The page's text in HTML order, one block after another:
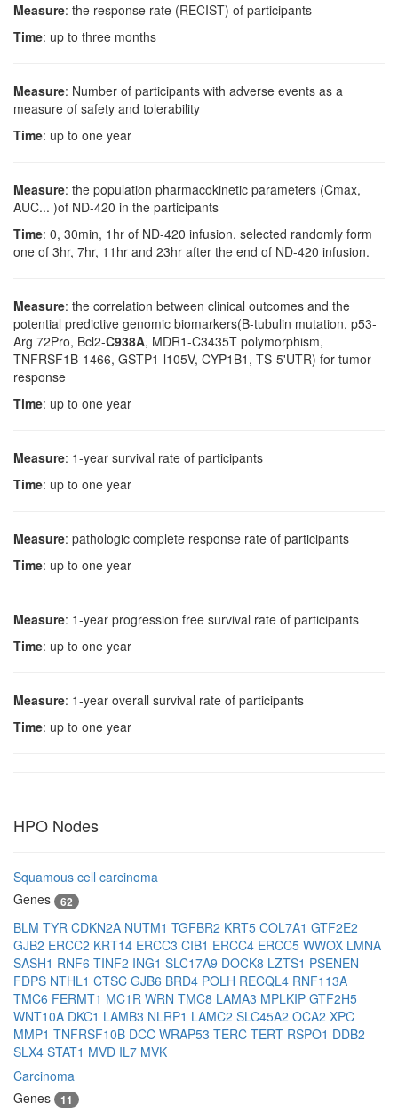
Measure: the response rate (RECIST) of participants
Time: up to three months
Measure: Number of participants with adverse events as a
measure of safety and tolerability
Time: up to one year
Measure: the population pharmacokinetic parameters (Cmax,
AUC... )of ND-420 in the participants
Time: 0, 30min, 1hr of ND-420 infusion. selected randomly form
one of 3hr, 7hr, 11hr and 23hr after the end of ND-420 infusion.
Measure: the correlation between clinical outcomes and the
potential predictive genomic biomarkers(B-tubulin mutation, p53-
Arg 72Pro, Bcl2-C938A, MDR1-C3435T polymorphism,
TNFRSF1B-1466, GSTP1-l105V, CYP1B1, TS-5'UTR) for tumor
response
Time: up to one year
Measure: 1-year survival rate of participants
Time: up to one year
Measure: pathologic complete response rate of participants
Time: up to one year
Measure: 1-year progression free survival rate of participants
Time: up to one year
Measure: 1-year overall survival rate of participants
Time: up to one year
HPO Nodes
Squamous cell carcinoma
Genes
62
BLM TYR CDKN2A NUTM1 TGFBR2 KRT5 COL7A1 GTF2E2
GJB2 ERCC2 KRT14 ERCC3 CIB1 ERCC4 ERCC5 WWOX LMNA
SASH1 RNF6 TINF2 ING1 SLC17A9 DOCK8 LZTS1 PSENEN
FDPS NTHL1 CTSC GJB6 BRD4 POLH RECQL4 RNF113A
TMC6 FERMT1 MC1R WRN TMC8 LAMA3 MPLKIP GTF2H5
WNT10A DKC1 LAMB3 NLRP1 LAMC2 SLC45A2 OCA2 XPC
MMP1 TNFRSF10B DCC WRAP53 TERC TERT RSPO1 DDB2
SLX4 STAT1 MVD IL7 MVK
Carcinoma
Genes
11